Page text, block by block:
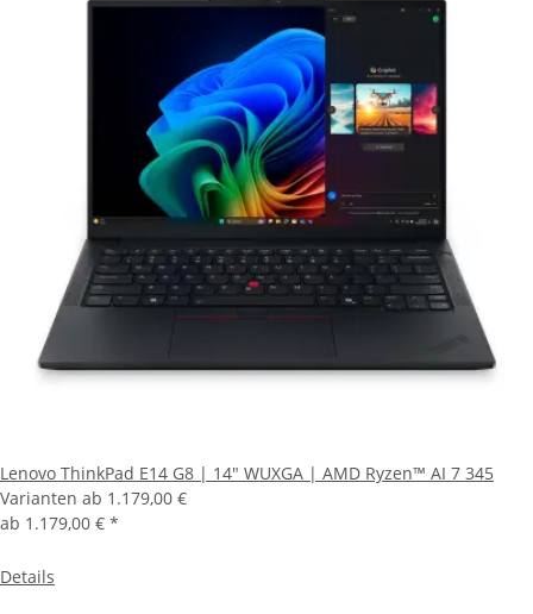
Lenovo ThinkPad E14 G8 | 14" WUXGA | AMD Ryzen™ AI 7 345
Varianten ab 1.179,00 €
ab 1.179,00 € *
Details